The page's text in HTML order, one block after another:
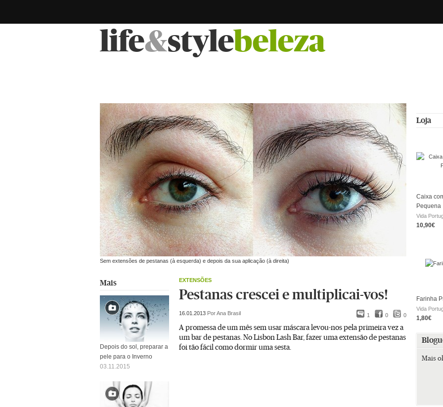
life&stylebeleza
Sem extensões de pestanas (à esquerda) e depois da sua aplicação (à direita)
EXTENSÕES
Pestanas crescei e multiplicai-vos!
1 0 0
16.01.2013 Por Ana Brasil
A promessa de um mês sem usar máscara levou-nos pela primeira vez a
um bar de pestanas. No Lisbon Lash Bar, fazer uma extensão de pestanas
foi tão fácil como dormir uma sesta.
Mais
Depois do sol, preparar a
pele para o Inverno
03.11.2015
Loja
Caixa
Pequena
Vida
10,90€
Farinha
Vida
1,80€
Mais